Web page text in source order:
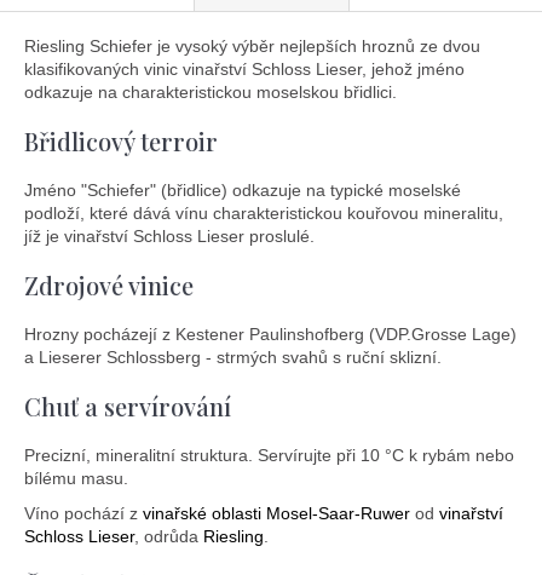
Riesling Schiefer je vysoký výběr nejlepších hroznů ze dvou
klasifikovaných vinic vinařství Schloss Lieser, jehož jméno
odkazuje na charakteristickou moselskou břidlici.
Břidlicový terroir
Jméno "Schiefer" (břidlice) odkazuje na typické moselské
podloží, které dává vínu charakteristickou kouřovou mineralitu,
jíž je vinařství Schloss Lieser proslulé.
Zdrojové vinice
Hrozny pocházejí z Kestener Paulinshofberg (VDP.Grosse Lage)
a Lieserer Schlossberg - strmých svahů s ruční sklizní.
Chuť a servírování
Precizní, mineralitní struktura. Servírujte při 10 °C k rybám nebo
bílému masu.
Víno pochází z vinařské oblasti Mosel-Saar-Ruwer od vinařství
Schloss Lieser, odrůda Riesling.